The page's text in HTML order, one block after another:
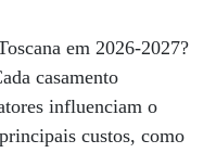
em 2026-2027?
casamento
influenciam o
custos, como